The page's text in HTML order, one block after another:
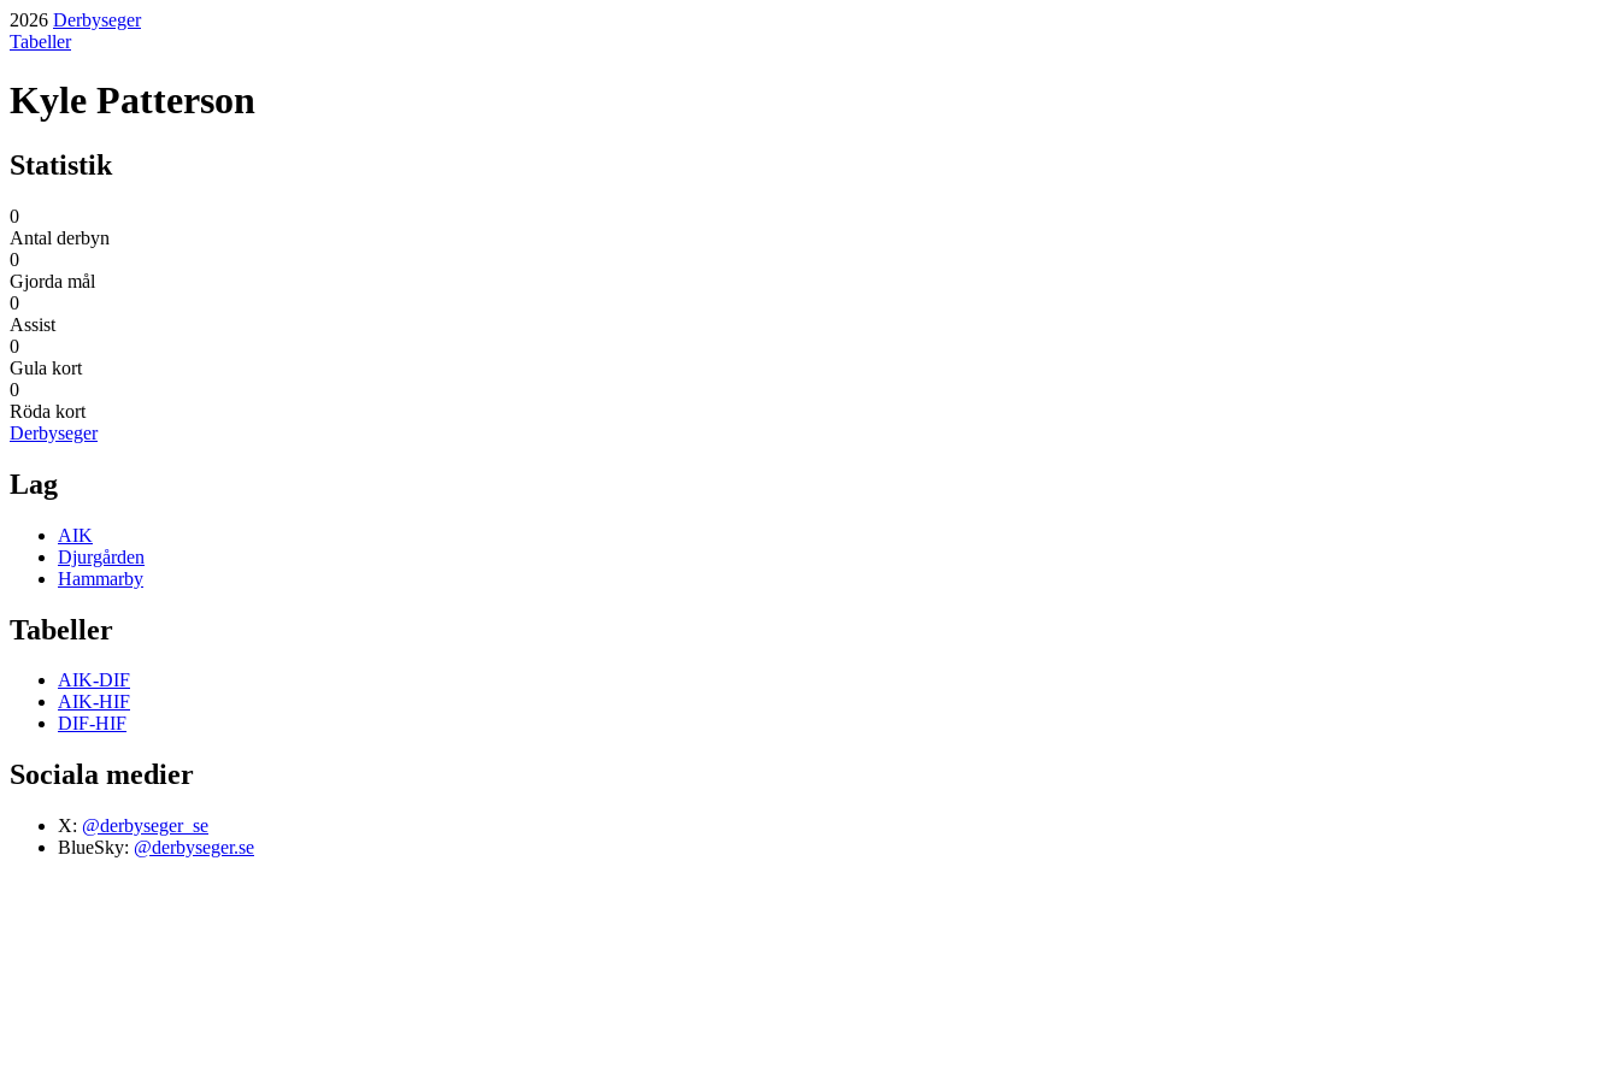
2026 Derbyseger
Tabeller
Kyle Patterson
Statistik
0
Antal derbyn
0
Gjorda mål
0
Assist
0
Gula kort
0
Röda kort
Derbyseger
Lag
AIK
Djurgården
Hammarby
Tabeller
AIK-DIF
AIK-HIF
DIF-HIF
Sociala medier
X: @derbyseger_se
BlueSky: @derbyseger.se